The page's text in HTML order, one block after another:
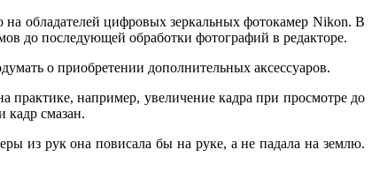
на обладателей цифровых зеркальных фотокамер Nikon. В
до последующей обработки фотографий в редакторе.
о приобретении дополнительных аксессуаров.
практике, например, увеличение кадра при просмотре до
кадр смазан.
из рук она повисала бы на руке, а не падала на землю.